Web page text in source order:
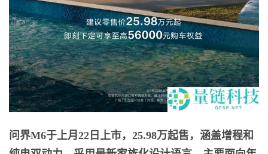
问界M6于上月22日上市，25.98万起售，涵盖增程和